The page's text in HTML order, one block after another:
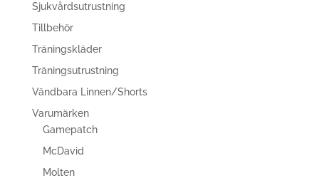
Sjukvårdsutrustning
Tillbehör
Träningskläder
Träningsutrustning
Vändbara Linnen/Shorts
Varumärken
Gamepatch
McDavid
Molten